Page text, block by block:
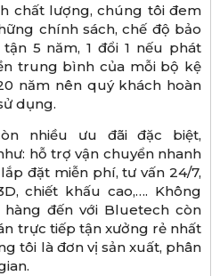
chất lượng, chúng tôi đem
chính sách, chế độ bảo
5 năm, 1 đổi 1 nếu phát
trung bình của mỗi bộ kệ
năm nên quý khách hoàn
dụng.
nhiều ưu đãi đặc biệt,
hỗ trợ vận chuyển nhanh
đặt miễn phí, tư vấn 24/7,
chiết khấu cao,…. Không
đến với Bluetech còn
trực tiếp tận xưởng rẻ nhất
tôi là đơn vị sản xuất, phân